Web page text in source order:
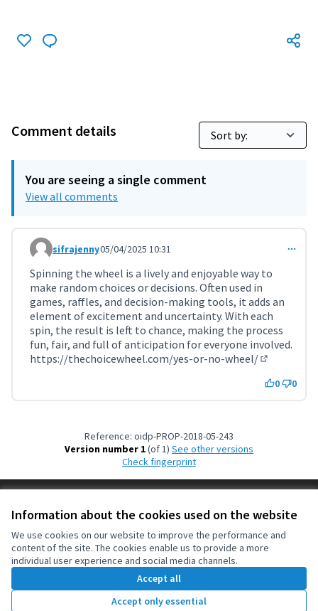
Information about the cookies used on the website
We use cookies on our website to improve the performance and
content of the site. The cookies enable us to provide a more
individual user experience and social media channels.
Accept all
Accept only essential
Comment details
You are seeing a single comment
View all comments
Comment 11267
sifrajenny05/04/2025 10:31
Spinning the wheel is a lively and enjoyable way to
make random choices or decisions. Often used in
games, raffles, and decision-making tools, it adds an
element of excitement and uncertainty. With each
spin, the result is left to chance, making the process
fun, fair, and full of anticipation for everyone involved.
https://thechoicewheel.com/yes-or-no-wheel/
0 0
Reference: oidp-PROP-2018-05-243
Version number 1(of 1)
see other versions
Check fingerprint
Cookie settings
(External link)
OIDP at Facebook
(External link)
OIDP at YouTube
(External link)
English
Choose languageChoisir la langueElegir el idioma